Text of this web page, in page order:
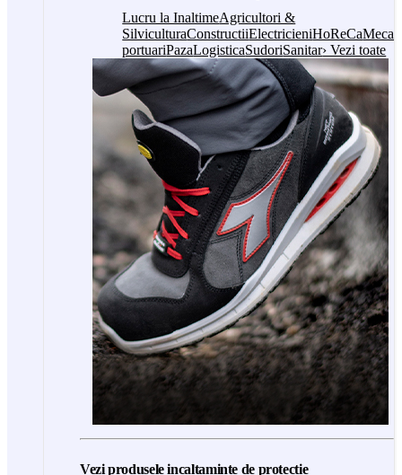
Lucru la InaltimeAgricultori &
SilviculturaConstructiiElectricieniHoReCa
portuariPazaLogisticaSudoriSanitar› Vezi toate
Vezi produsele incaltaminte de protectie